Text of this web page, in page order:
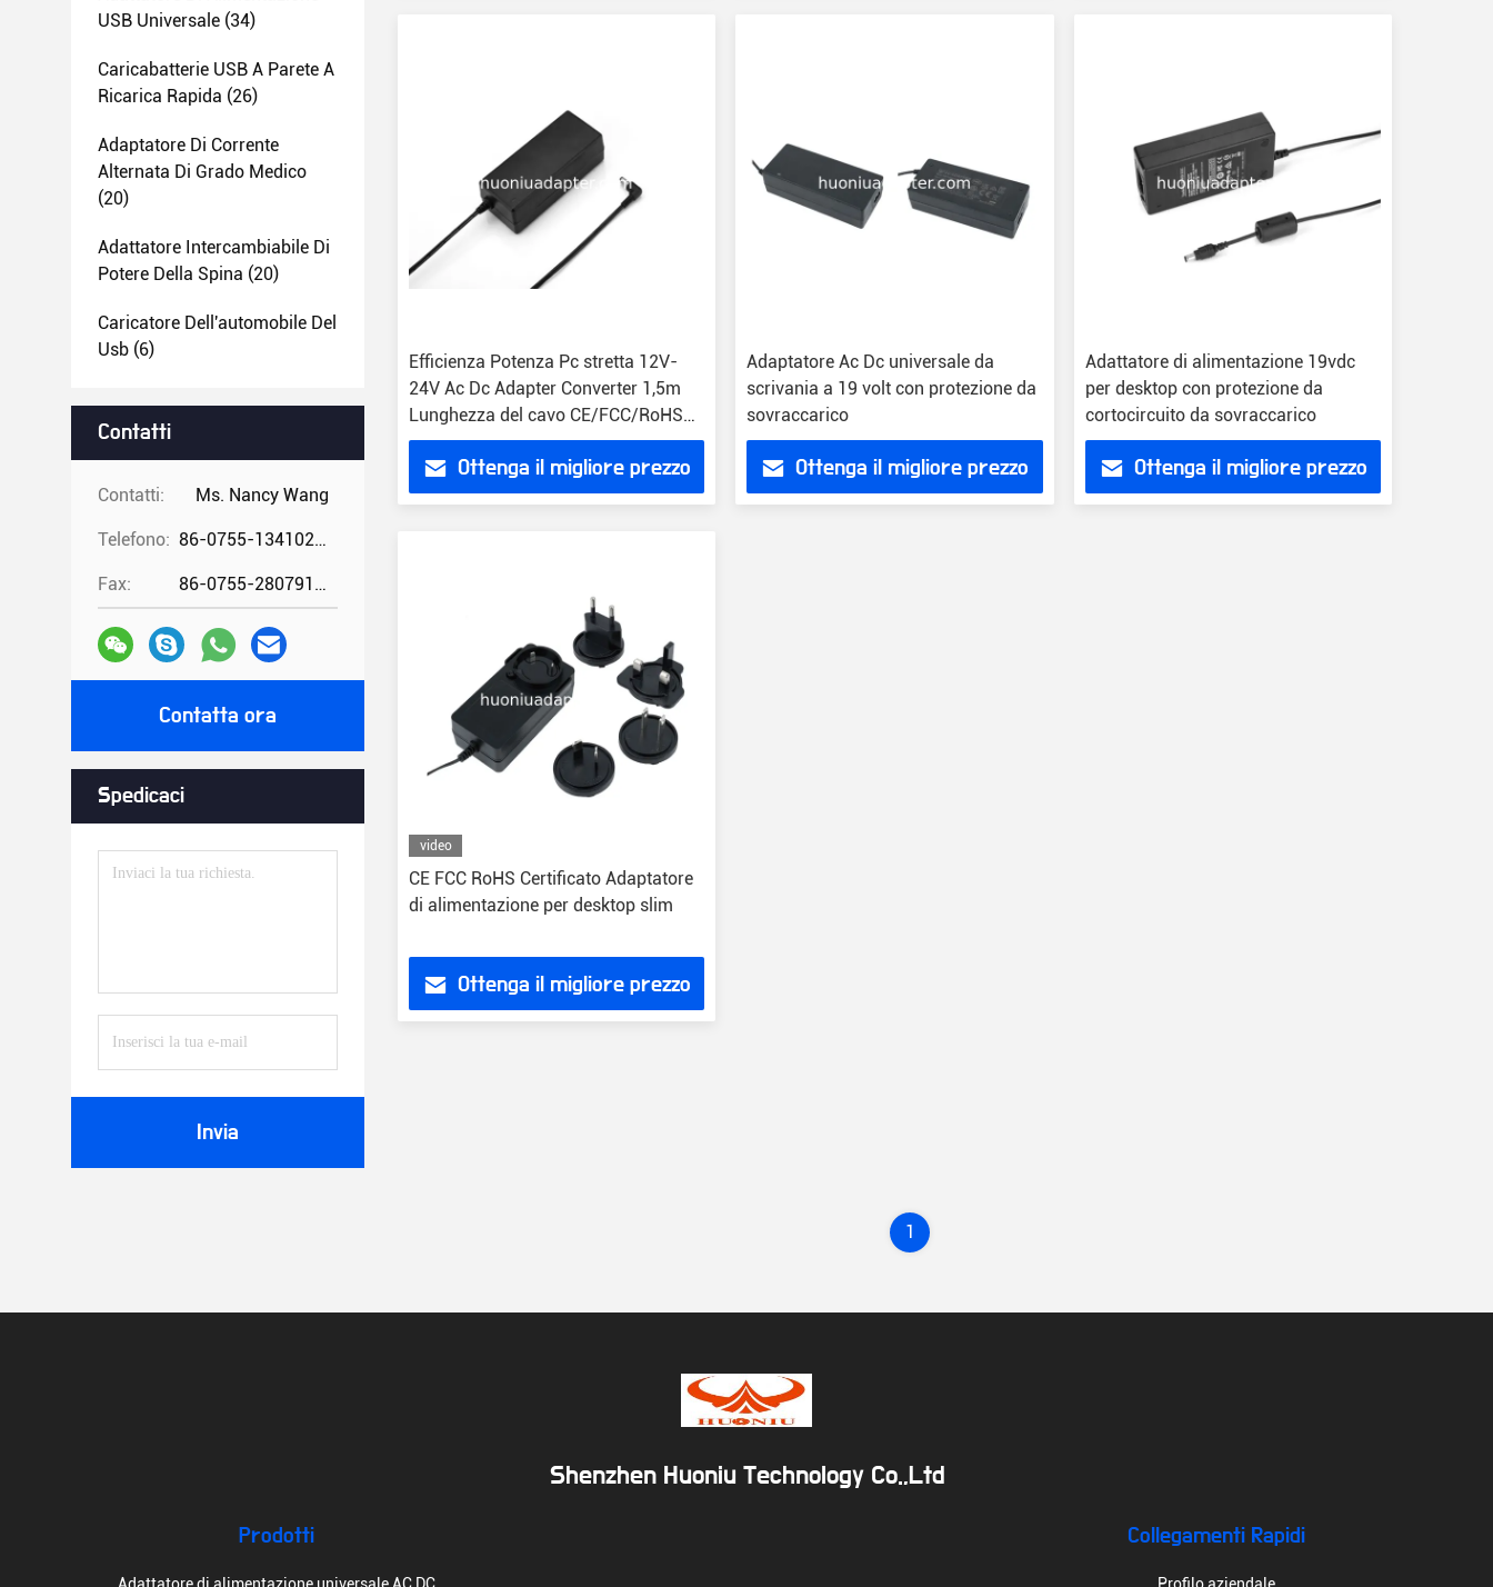
USB Universale (34)
Caricabatterie USB A Parete A
Ricarica Rapida (26)
Adaptatore Di Corrente
Alternata Di Grado Medico
(20)
Adattatore Intercambiabile Di
Potere Della Spina (20)
Caricatore Dell'automobile Del
Usb (6)
Contatti
Contatti: Ms. Nancy Wang
Telefono: 86-0755-13410274294
Fax: 86-0755-28079166
Contatta ora
Spedicaci
Invia
Efficienza Potenza Pc stretta 12V-
24V Ac Dc Adapter Converter 1,5m
Lunghezza del cavo CE/FCC/RoHS
certificato
Ottenga il migliore prezzo
Adaptatore Ac Dc universale da
scrivania a 19 volt con protezione da
sovraccarico
Ottenga il migliore prezzo
Adattatore di alimentazione 19vdc
per desktop con protezione da
cortocircuito da sovraccarico
Ottenga il migliore prezzo
video
CE FCC RoHS Certificato Adaptatore
di alimentazione per desktop slim
Ottenga il migliore prezzo
1
Shenzhen Huoniu Technology Co.,Ltd
Prodotti Collegamenti Rapidi